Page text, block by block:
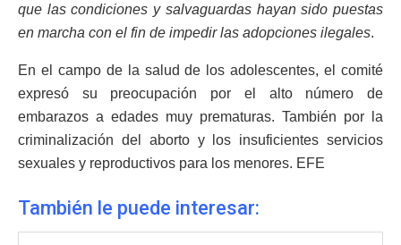
que las condiciones y salvaguardas hayan sido puestas
en marcha con el fin de impedir las adopciones ilegales.
En el campo de la salud de los adolescentes, el comité
expresó su preocupación por el alto número de
embarazos a edades muy prematuras. También por la
criminalización del aborto y los insuficientes servicios
sexuales y reproductivos para los menores. EFE
También le puede interesar: